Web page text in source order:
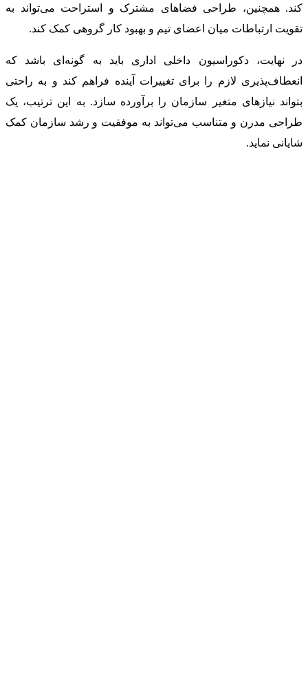
کند. همچنین، طراحی فضاهای مشترک و استراحت می‌تواند به
تقویت ارتباطات میان اعضای تیم و بهبود کار گروهی کمک کند.
در نهایت، دکوراسیون داخلی اداری باید به گونه‌ای باشد که
انعطاف‌پذیری لازم را برای تغییرات آینده فراهم کند و به راحتی
بتواند نیازهای متغیر سازمان را برآورده سازد. به این ترتیب، یک
طراحی مدرن و متناسب می‌تواند به موفقیت و رشد سازمان کمک
شایانی نماید.